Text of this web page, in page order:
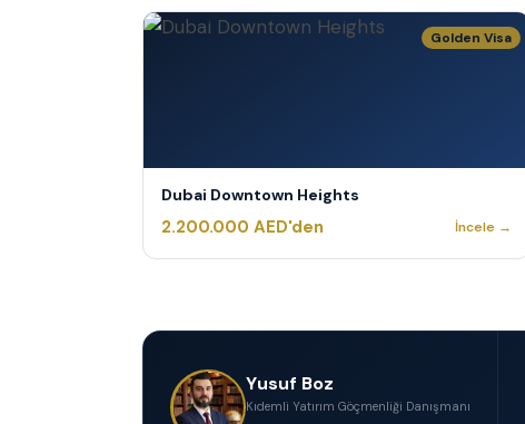
Golden Visa
Dubai Downtown Heights
2.200.000 AED'den İncele →
Yusuf Boz
Kıdemli Yatırım Göçmenliği Danışmanı